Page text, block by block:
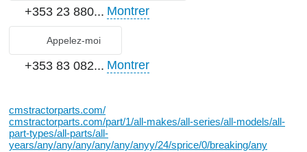
+353 23 880... Montrer
Appelez-moi
+353 83 082... Montrer
cmstractorparts.com/
cmstractorparts.com/part/1/all-makes/all-series/all-models/all-
part-types/all-parts/all-
years/any/any/any/any/any/anyy/24/sprice/0/breaking/any